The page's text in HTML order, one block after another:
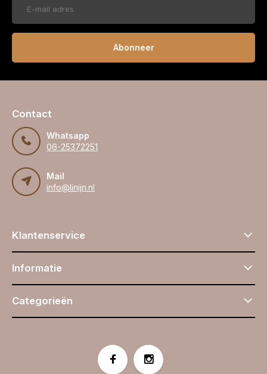
Abonneer
Contact
Whatsapp
06-25372251
Mail
info@linijn.nl
Klantenservice
Informatie
Categorieën